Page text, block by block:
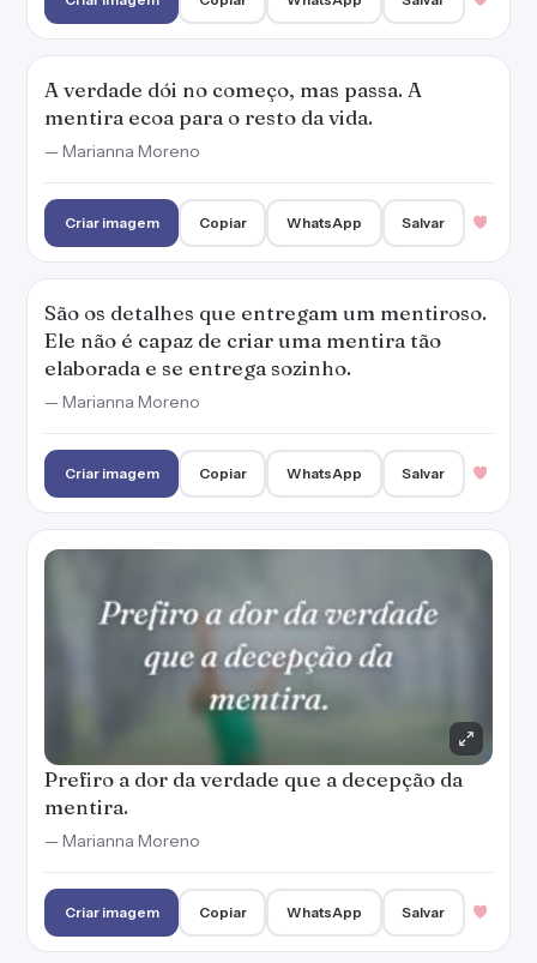
A verdade dói no começo, mas passa. A
mentira ecoa para o resto da vida.
— Marianna Moreno
Criar imagem Copiar WhatsApp Salvar
São os detalhes que entregam um mentiroso.
Ele não é capaz de criar uma mentira tão
elaborada e se entrega sozinho.
— Marianna Moreno
Criar imagem Copiar WhatsApp Salvar
Prefiro a dor da verdade que a decepção da
mentira.
— Marianna Moreno
Criar imagem Copiar WhatsApp Salvar